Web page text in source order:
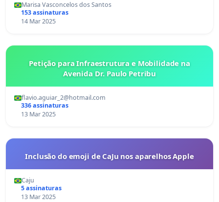
Marisa Vasconcelos dos Santos
153 assinaturas
14 Mar 2025
Petição para Infraestrutura e Mobilidade na
Avenida Dr. Paulo Petribu
flavio.aguiar_2@hotmail.com
336 assinaturas
13 Mar 2025
Inclusão do emoji de CaJu nos aparelhos Apple
Caju
5 assinaturas
13 Mar 2025